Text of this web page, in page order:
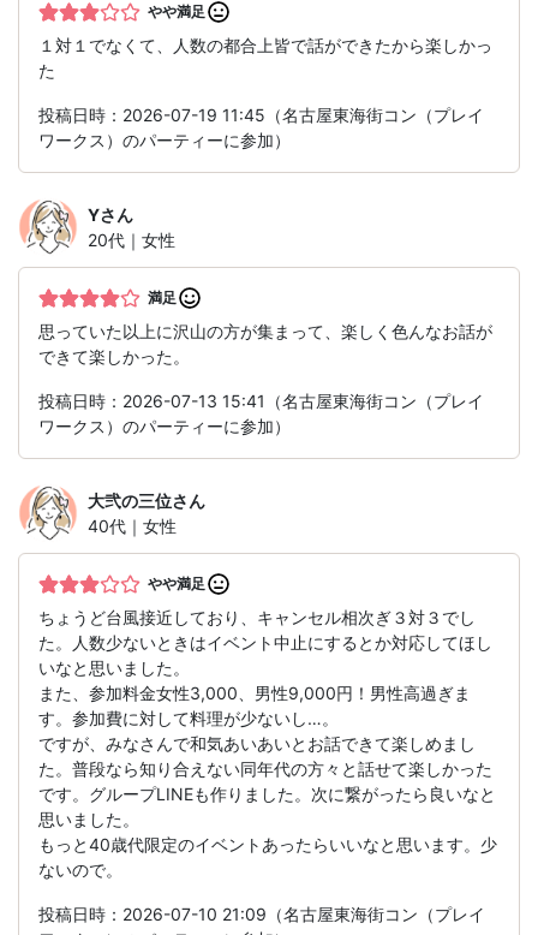
やや満足
１対１でなくて、人数の都合上皆で話ができたから楽しかっ
た
投稿日時：2026-07-19 11:45（名古屋東海街コン（プレイ
ワークス）のパーティーに参加）
Yさん
20代｜女性
満足
思っていた以上に沢山の方が集まって、楽しく色んなお話が
できて楽しかった。
投稿日時：2026-07-13 15:41（名古屋東海街コン（プレイ
ワークス）のパーティーに参加）
大弐の三位さん
40代｜女性
やや満足
ちょうど台風接近しており、キャンセル相次ぎ３対３でし
た。人数少ないときはイベント中止にするとか対応してほし
いなと思いました。
また、参加料金女性3,000、男性9,000円！男性高過ぎま
す。参加費に対して料理が少ないし…。
ですが、みなさんで和気あいあいとお話できて楽しめまし
た。普段なら知り合えない同年代の方々と話せて楽しかった
です。グループLINEも作りました。次に繋がったら良いなと
思いました。
もっと40歳代限定のイベントあったらいいなと思います。少
ないので。
投稿日時：2026-07-10 21:09（名古屋東海街コン（プレイ